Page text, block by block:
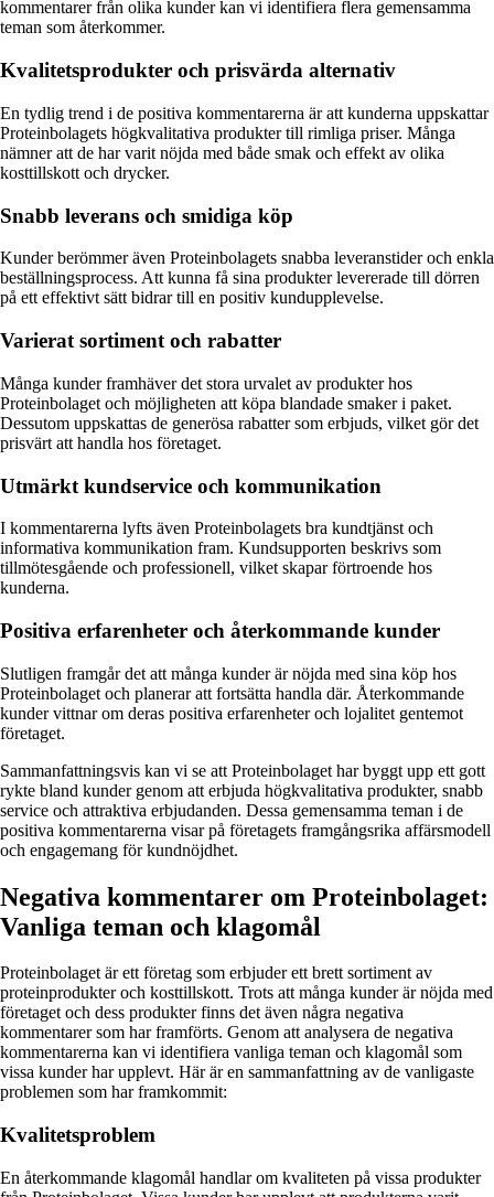
kommentarer från olika kunder kan vi identifiera flera gemensamma
teman som återkommer.
Kvalitetsprodukter och prisvärda alternativ
En tydlig trend i de positiva kommentarerna är att kunderna uppskattar
Proteinbolagets högkvalitativa produkter till rimliga priser. Många
nämner att de har varit nöjda med både smak och effekt av olika
kosttillskott och drycker.
Snabb leverans och smidiga köp
Kunder berömmer även Proteinbolagets snabba leveranstider och enkla
beställningsprocess. Att kunna få sina produkter levererade till dörren
på ett effektivt sätt bidrar till en positiv kundupplevelse.
Varierat sortiment och rabatter
Många kunder framhäver det stora urvalet av produkter hos
Proteinbolaget och möjligheten att köpa blandade smaker i paket.
Dessutom uppskattas de generösa rabatter som erbjuds, vilket gör det
prisvärt att handla hos företaget.
Utmärkt kundservice och kommunikation
I kommentarerna lyfts även Proteinbolagets bra kundtjänst och
informativa kommunikation fram. Kundsupporten beskrivs som
tillmötesgående och professionell, vilket skapar förtroende hos
kunderna.
Positiva erfarenheter och återkommande kunder
Slutligen framgår det att många kunder är nöjda med sina köp hos
Proteinbolaget och planerar att fortsätta handla där. Återkommande
kunder vittnar om deras positiva erfarenheter och lojalitet gentemot
företaget.
Sammanfattningsvis kan vi se att Proteinbolaget har byggt upp ett gott
rykte bland kunder genom att erbjuda högkvalitativa produkter, snabb
service och attraktiva erbjudanden. Dessa gemensamma teman i de
positiva kommentarerna visar på företagets framgångsrika affärsmodell
och engagemang för kundnöjdhet.
Negativa kommentarer om Proteinbolaget:
Vanliga teman och klagomål
Proteinbolaget är ett företag som erbjuder ett brett sortiment av
proteinprodukter och kosttillskott. Trots att många kunder är nöjda med
företaget och dess produkter finns det även några negativa
kommentarer som har framförts. Genom att analysera de negativa
kommentarerna kan vi identifiera vanliga teman och klagomål som
vissa kunder har upplevt. Här är en sammanfattning av de vanligaste
problemen som har framkommit:
Kvalitetsproblem
En återkommande klagomål handlar om kvaliteten på vissa produkter